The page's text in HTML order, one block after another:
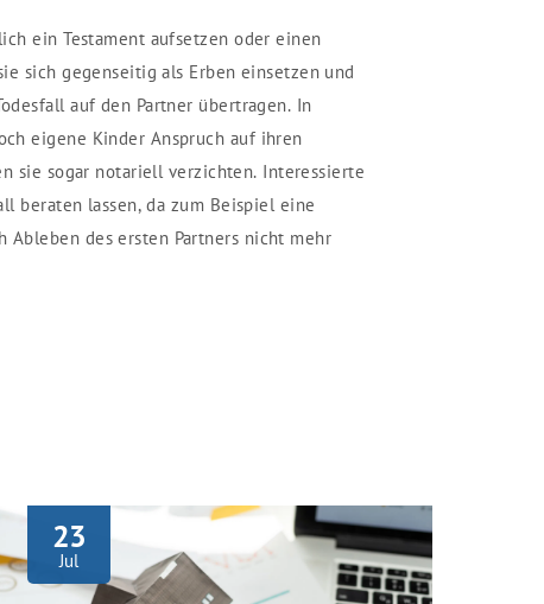
ein Testament aufsetzen oder einen
sich gegenseitig als Erben einsetzen und
auf den Partner übertragen. In
eigene Kinder Anspruch auf ihren
sie sogar notariell verzichten. Interessierte
beraten lassen, da zum Beispiel eine
Ableben des ersten Partners nicht mehr
23
Jul